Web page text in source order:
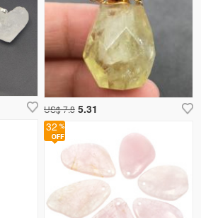
US$ 7.8 5.31
32